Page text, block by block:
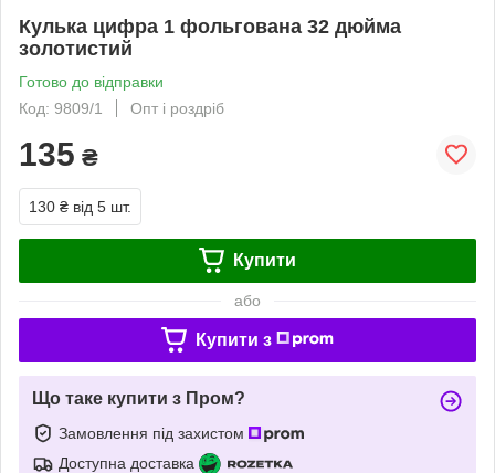
Кулька цифра 1 фольгована 32 дюйма
золотистий
Готово до відправки
Код: 9809/1
Опт і роздріб
135 ₴
130 ₴ від 5 шт.
Купити
або
Купити з
Що таке купити з Пром?
Замовлення під захистом
Доступна доставка